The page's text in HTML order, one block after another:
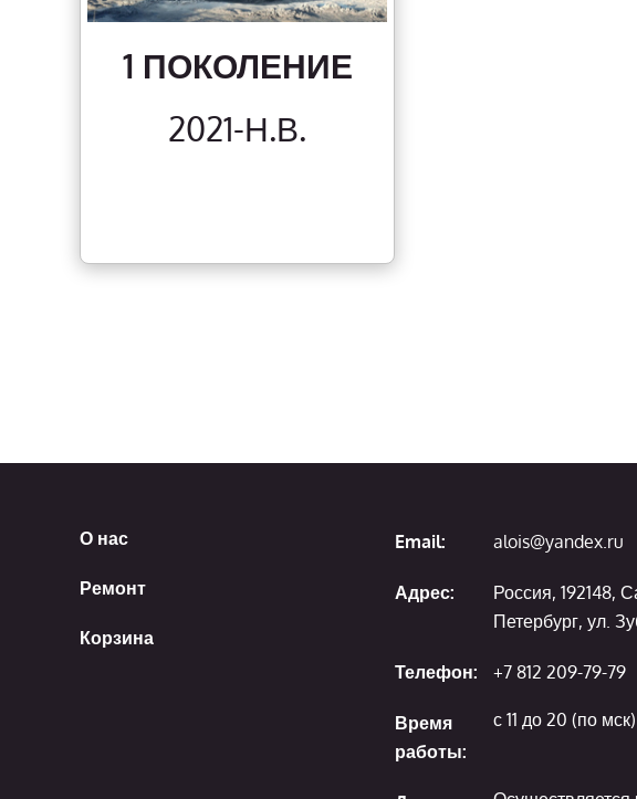
1 ПОКОЛЕНИЕ
2021-Н.В.
О нас
Ремонт
Корзина
Email: alois@yandex.ru
Адрес:
Россия, 192148,
Петербург, ул.
Телефон: +7 812 209-79-79
Время
работы:
с 11 до 20 (по мск)